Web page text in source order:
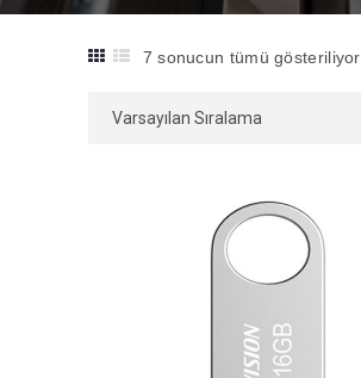
İLETIŞIM
7 sonucun tümü gösteriliyor